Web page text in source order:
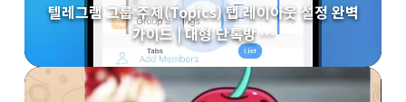
텔레그램 그룹 주제(Topics) 탭 레이아웃 설정 완벽
가이드 | 대형 단톡방 …